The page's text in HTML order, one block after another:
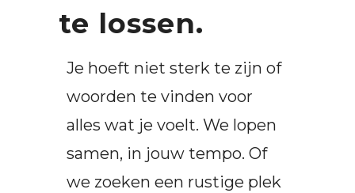
te lossen.
Je hoeft niet sterk te zijn of
woorden te vinden voor
alles wat je voelt. We lopen
samen, in jouw tempo. Of
we zoeken een rustige plek